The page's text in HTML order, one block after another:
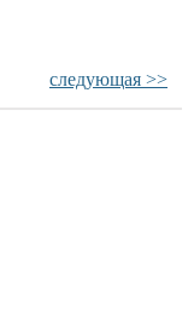
следующая >>